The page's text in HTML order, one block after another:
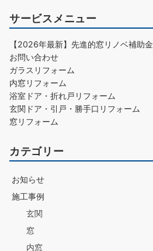
サービスメニュー
【2026年最新】先進的窓リノベ補助金
お問い合わせ
ガラスリフォーム
内窓リフォーム
浴室ドア・折れ戸リフォーム
玄関ドア・引戸・勝手口リフォーム
窓リフォーム
カテゴリー
お知らせ
施工事例
玄関
窓
内窓